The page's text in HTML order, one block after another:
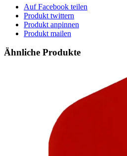
Auf Facebook teilen
Produkt twittern
Produkt anpinnen
Produkt mailen
Ähnliche Produkte